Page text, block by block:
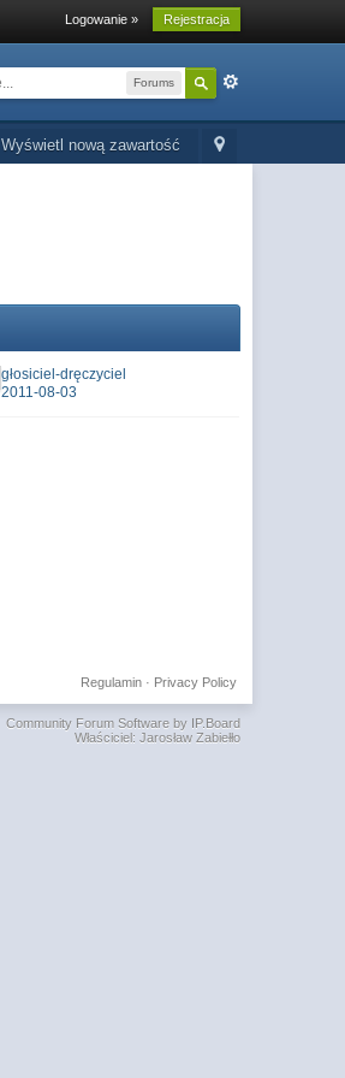
Logowanie » Rejestracja
Forums
Wyświetl nową zawartość
głosiciel-dręczyciel
2011-08-03
Privacy Policy
Regulamin·
Community Forum Software by IP.Board
Właściciel: Jarosław Zabiełło